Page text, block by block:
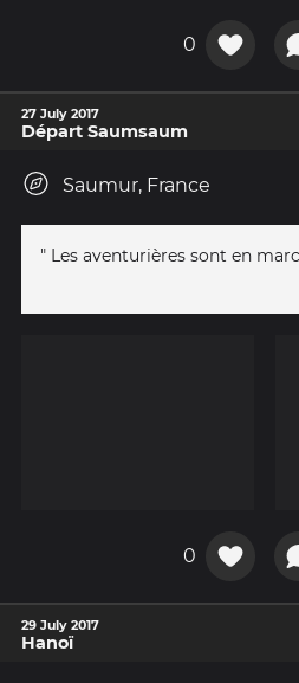
0
27 July 2017
Départ Saumsaum
Saumur, France
" Les aventurières sont en
0
29 July 2017
Hanoï